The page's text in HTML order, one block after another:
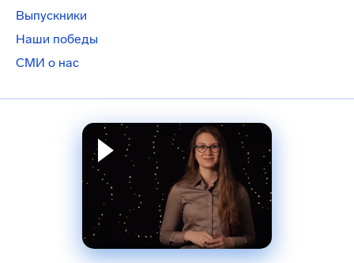
Выпускники
Наши победы
СМИ о нас